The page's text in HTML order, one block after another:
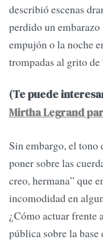
describió escenas
perdido un
empujón o la noche
trompadas al grito de
(Te puede
Mirtha Legrand
Sin embargo, el tono
poner sobre las
creo, hermana” que
incomodidad en
¿Cómo actuar frente
pública sobre la base